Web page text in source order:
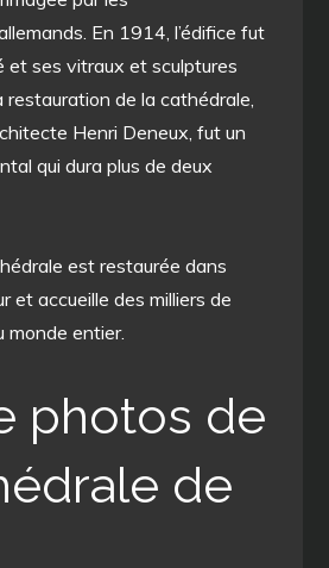
En 1914, l’édifice fut
et ses vitraux et sculptures
de la cathédrale,
Henri Deneux, fut un
qui dura plus de deux
est restaurée dans
et accueille des milliers de
monde entier.
photos de
de